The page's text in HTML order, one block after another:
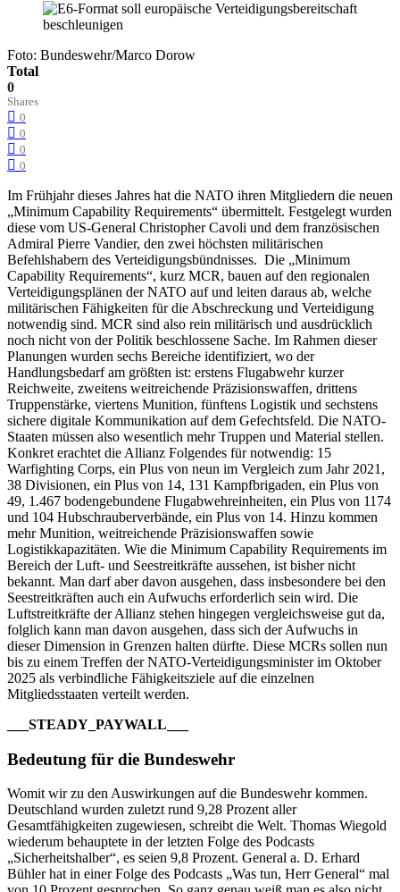
Foto: Bundeswehr/Marco Dorow
Total
0
Shares
0
0
0
0
Im Frühjahr dieses Jahres hat die NATO ihren Mitgliedern die neuen
„Minimum Capability Requirements“ übermittelt. Festgelegt wurden
diese vom US-General Christopher Cavoli und dem französischen
Admiral Pierre Vandier, den zwei höchsten militärischen
Befehlshabern des Verteidigungsbündnisses. Die „Minimum
Capability Requirements“, kurz MCR, bauen auf den regionalen
Verteidigungsplänen der NATO auf und leiten daraus ab, welche
militärischen Fähigkeiten für die Abschreckung und Verteidigung
notwendig sind. MCR sind also rein militärisch und ausdrücklich
noch nicht von der Politik beschlossene Sache. Im Rahmen dieser
Planungen wurden sechs Bereiche identifiziert, wo der
Handlungsbedarf am größten ist: erstens Flugabwehr kurzer
Reichweite, zweitens weitreichende Präzisionswaffen, drittens
Truppenstärke, viertens Munition, fünftens Logistik und sechstens
sichere digitale Kommunikation auf dem Gefechtsfeld. Die NATO-
Staaten müssen also wesentlich mehr Truppen und Material stellen.
Konkret erachtet die Allianz Folgendes für notwendig: 15
Warfighting Corps, ein Plus von neun im Vergleich zum Jahr 2021,
38 Divisionen, ein Plus von 14, 131 Kampfbrigaden, ein Plus von
49, 1.467 bodengebundene Flugabwehreinheiten, ein Plus von 1174
und 104 Hubschrauberverbände, ein Plus von 14. Hinzu kommen
mehr Munition, weitreichende Präzisionswaffen sowie
Logistikkapazitäten. Wie die Minimum Capability Requirements im
Bereich der Luft- und Seestreitkräfte aussehen, ist bisher nicht
bekannt. Man darf aber davon ausgehen, dass insbesondere bei den
Seestreitkräften auch ein Aufwuchs erforderlich sein wird. Die
Luftstreitkräfte der Allianz stehen hingegen vergleichsweise gut da,
folglich kann man davon ausgehen, dass sich der Aufwuchs in
dieser Dimension in Grenzen halten dürfte. Diese MCRs sollen nun
bis zu einem Treffen der NATO-Verteidigungsminister im Oktober
2025 als verbindliche Fähigkeitsziele auf die einzelnen
Mitgliedsstaaten verteilt werden.
___STEADY_PAYWALL___
Bedeutung für die Bundeswehr
Womit wir zu den Auswirkungen auf die Bundeswehr kommen.
Deutschland wurden zuletzt rund 9,28 Prozent aller
Gesamtfähigkeiten zugewiesen, schreibt die Welt. Thomas Wiegold
wiederum behauptete in der letzten Folge des Podcasts
„Sicherheitshalber“, es seien 9,8 Prozent. General a. D. Erhard
Bühler hat in einer Folge des Podcasts „Was tun, Herr General“ mal